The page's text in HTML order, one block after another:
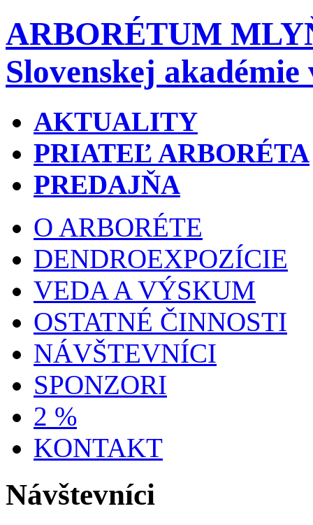
ARBORÉTUM
Slovenskej akadémie
AKTUALITY
PRIATEĽ ARBORÉTA
PREDAJŇA
O ARBORÉTE
DENDROEXPOZÍCIE
VEDA A VÝSKUM
OSTATNÉ ČINNOSTI
NÁVŠTEVNÍCI
SPONZORI
2 %
KONTAKT
Návštevníci